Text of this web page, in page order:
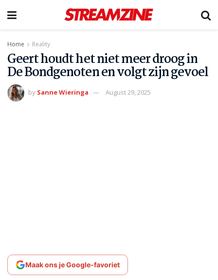
Home Reality
Geert houdt het niet meer droog in
De Bondgenoten en volgt zijn gevoel
by Sanne Wieringa August 29, 2025
Maak ons je Google-favoriet